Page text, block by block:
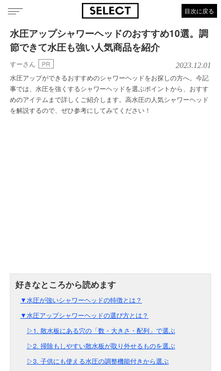
目次に戻る
水圧アップシャワーヘッドのおすすめ10選。調
節できて水圧も強い人気商品を紹介
すーさん PR 2023.12.01
水圧アップができるおすすめのシャワーヘッドをお探しの方へ。今記
事では、水圧を強くするシャワーヘッドを選ぶポイントから、おすす
めのアイテムまで詳しくご紹介します。高水圧の人気シャワーヘッド
を解説するので、ぜひ参考にしてみてください！
▼水圧が強いシャワーヘッドの特徴とは？
▼水圧アップシャワーヘッドの選び方とは？
▷1. 散水板にある穴の「数・大きさ・配列」で選ぶ
▷2. 掃除もしやすい散水板が取り外せるものを選ぶ
▷3. 子供にも使える水圧の調整機能付きから選ぶ